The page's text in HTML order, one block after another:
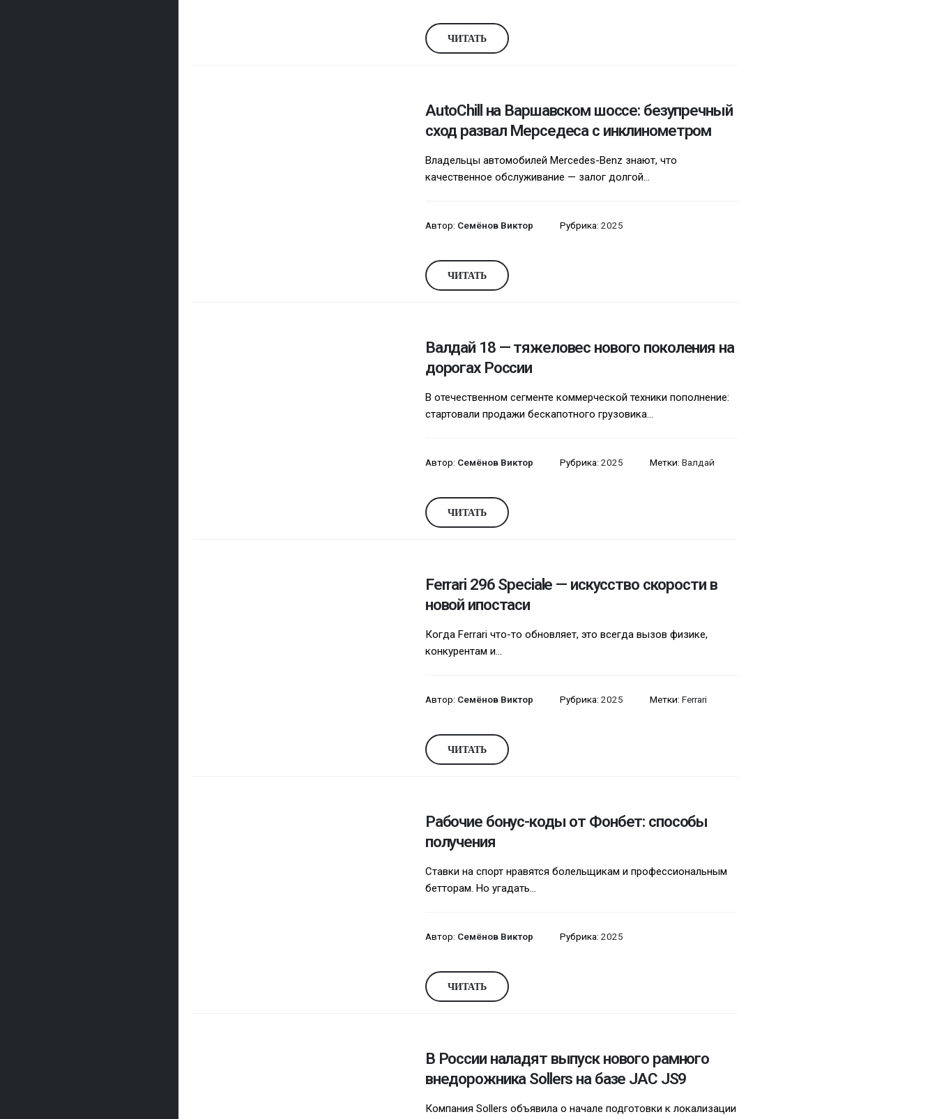
ЧИТАТЬ
AutoChill на Варшавском шоссе: безупречный
сход развал Мерседеса с инклинометром
Владельцы автомобилей Mercedes-Benz знают, что
качественное обслуживание — залог долгой...
Автор: Семёнов Виктор Рубрика: 2025
ЧИТАТЬ
Валдай 18 — тяжеловес нового поколения на
дорогах России
В отечественном сегменте коммерческой техники пополнение:
стартовали продажи бескапотного грузовика...
Автор: Семёнов Виктор Рубрика: 2025 Метки: Валдай
ЧИТАТЬ
Ferrari 296 Speciale — искусство скорости в
новой ипостаси
Когда Ferrari что-то обновляет, это всегда вызов физике,
конкурентам и...
Автор: Семёнов Виктор Рубрика: 2025 Метки: Ferrari
ЧИТАТЬ
Рабочие бонус-коды от Фонбет: способы
получения
Ставки на спорт нравятся болельщикам и профессиональным
бетторам. Но угадать...
Автор: Семёнов Виктор Рубрика: 2025
ЧИТАТЬ
В России наладят выпуск нового рамного
внедорожника Sollers на базе JAC JS9
Компания Sollers объявила о начале подготовки к локализации